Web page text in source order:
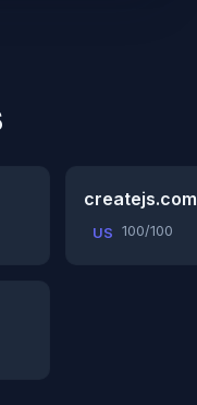
createjs.com
US 100/100